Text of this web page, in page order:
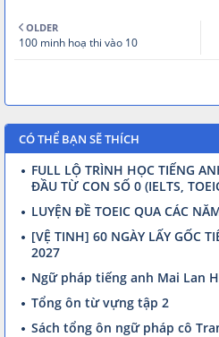
OLDER
100 minh hoạ thi vào 10
CÓ THỂ BẠN SẼ THÍCH
FULL LỘ TRÌNH HỌC TIẾNG
ĐẦU TỪ CON SỐ 0 (IELTS,
LUYỆN ĐỀ TOEIC QUA CÁC
[VỆ TINH] 60 NGÀY LẤY GỐC
2027
Ngữ pháp tiếng anh Mai Lan
Tổng ôn từ vựng tập 2
Sách tổng ôn ngữ pháp cô